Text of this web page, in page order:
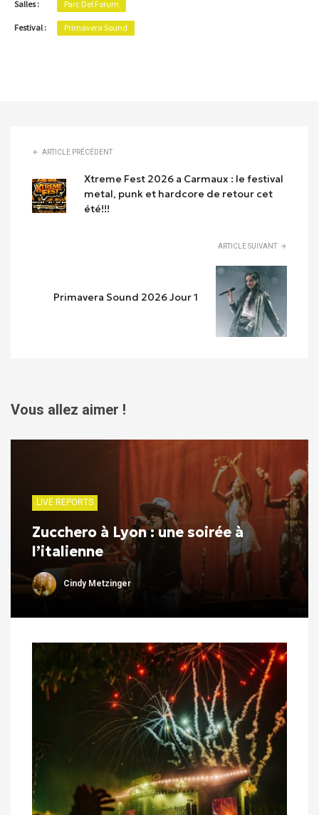
Salles : Parc Del Forum
Festival : Primavera Sound
ARTICLE PRÉCÉDENT
Xtreme Fest 2026 a Carmaux : le festival
metal, punk et hardcore de retour cet
été!!!
ARTICLE SUIVANT
Primavera Sound 2026 Jour 1
Vous allez aimer !
LIVE REPORTS
Zucchero à Lyon : une soirée à
l’italienne
Cindy Metzinger